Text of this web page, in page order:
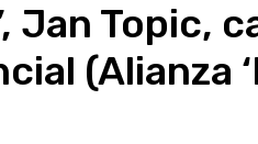
Jan Topic,
(Alianza